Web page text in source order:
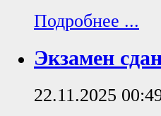
Подробнее ...
Экзамен
22.11.2025